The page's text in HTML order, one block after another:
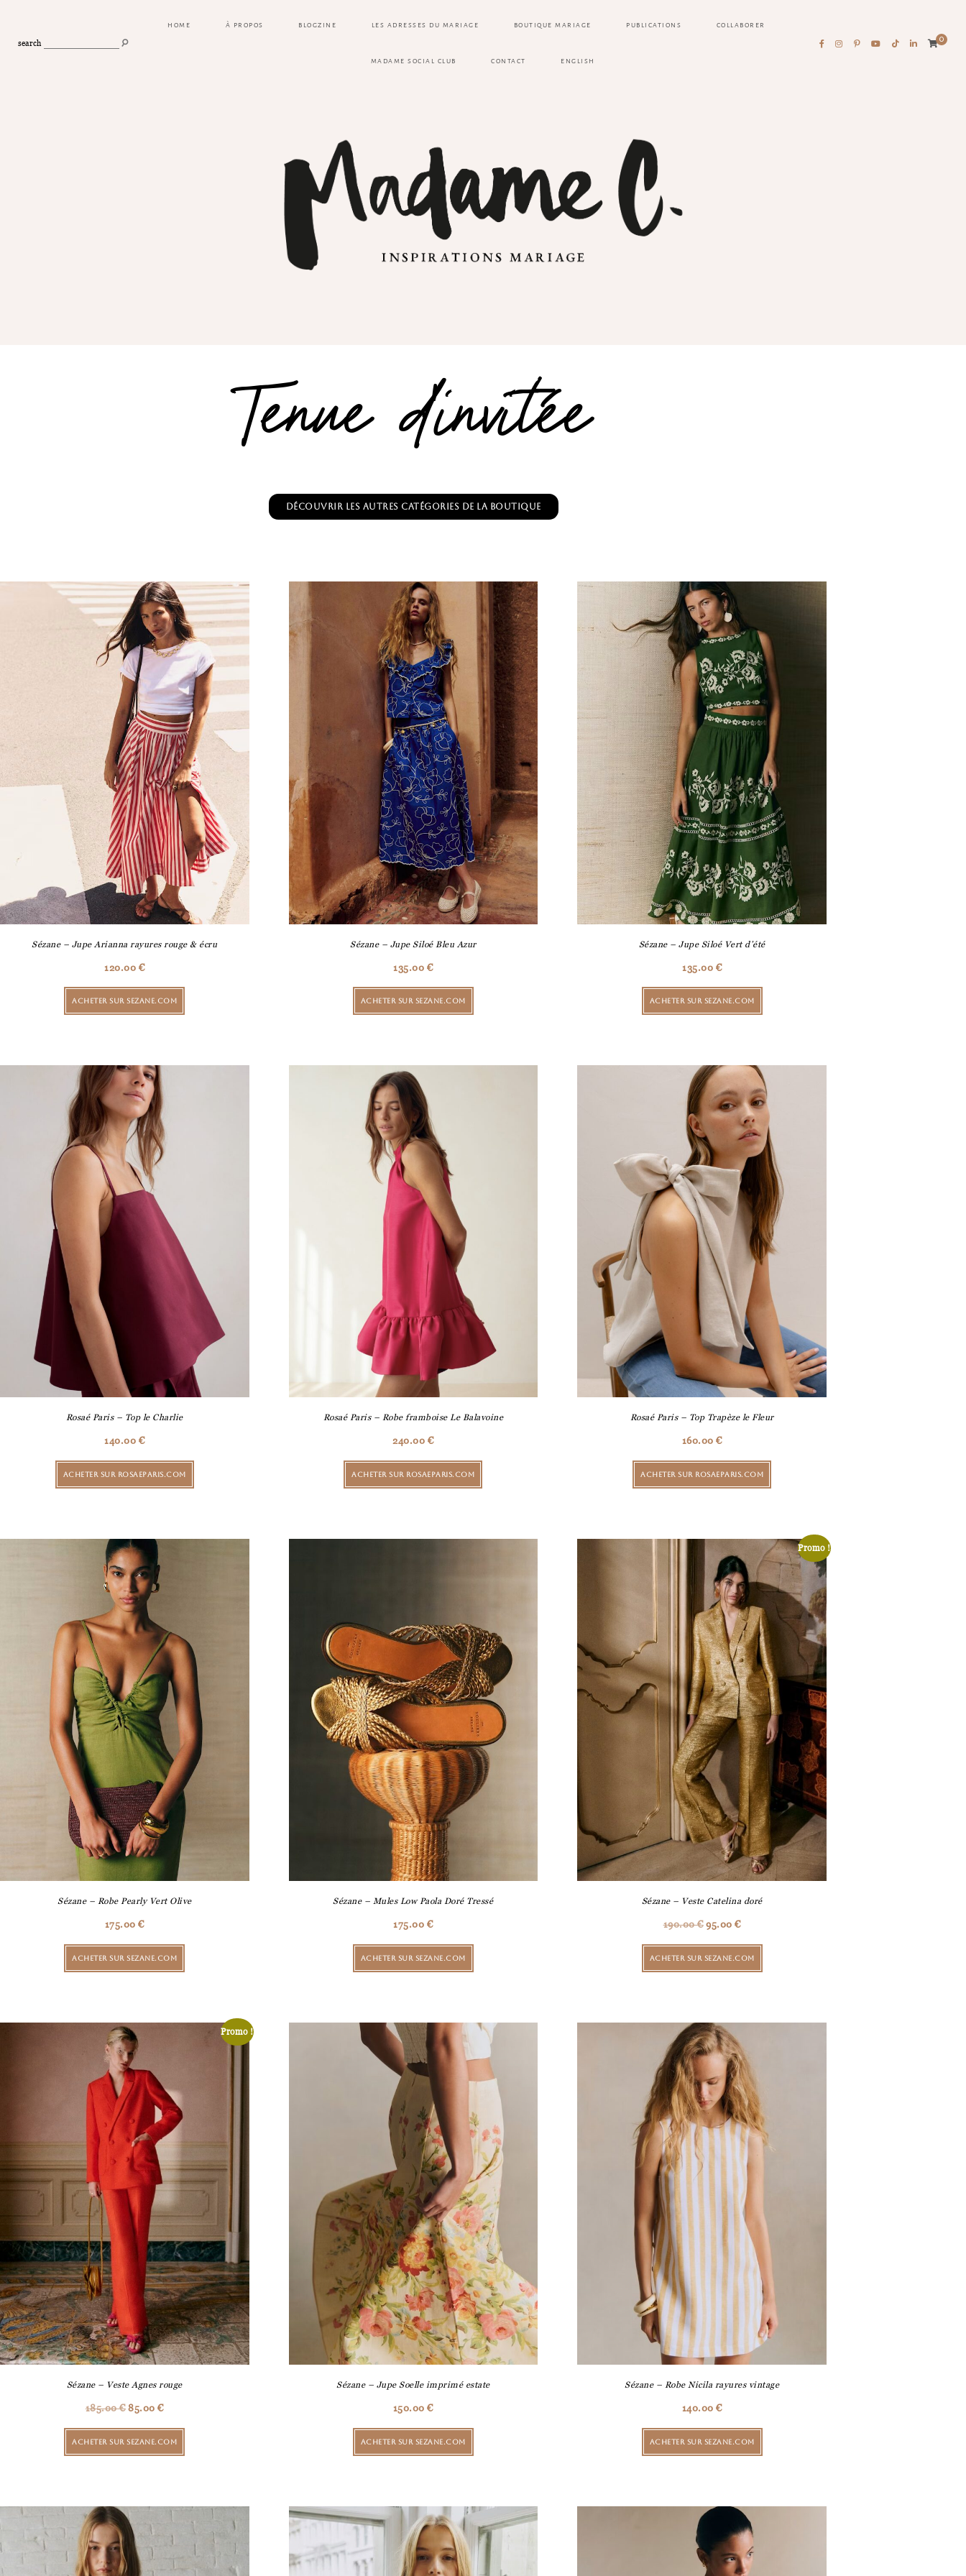
search
HOME À PROPOS BLOGZINE LES ADRESSES DU MARIAGE BOUTIQUE MARIAGE PUBLICATIONS COLLABORER
MADAME SOCIAL CLUB CONTACT ENGLISH
0
Tenue d'invitée
Découvrir les autres catégories de la boutique
Sézane – Jupe Arianna rayures rouge & écru
120.00 €
ACHETER SUR SEZANE.COM
Sézane – Jupe Siloé Bleu Azur
135.00 €
ACHETER SUR SEZANE.COM
Sézane – Jupe Siloé Vert d’été
135.00 €
ACHETER SUR SEZANE.COM
Rosaé Paris – Top le Charlie
140.00 €
ACHETER SUR ROSAEPARIS.COM
Rosaé Paris – Robe framboise Le Balavoine
240.00 €
ACHETER SUR ROSAEPARIS.COM
Rosaé Paris – Top Trapèze le Fleur
160.00€
ACHETER SUR ROSAEPARIS.COM
Sézane – Robe Pearly Vert Olive
175.00€
ACHETER SUR SEZANE.COM
Sézane – Mules Low Paola Doré Tressé
175.00 €
ACHETER SUR SEZANE.COM
Promo !
Sézane – Veste Catelina doré
190.00€ 95.00€
ACHETER SUR SEZANE.COM
Promo !
Sézane – Veste Agnes rouge
185.00€ 85.00€
ACHETER SUR SEZANE.COM
Sézane – Jupe Soelle imprimé estate
150.00€
ACHETER SUR SEZANE.COM
Sézane – Robe Nicila rayures vintage
140.00€
ACHETER SUR SEZANE.COM